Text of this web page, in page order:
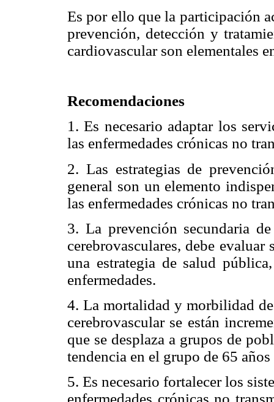
Es por ello que la participación
prevención, detección y
cardiovascular son elementales
Recomendaciones
1. Es necesario adaptar los
las enfermedades crónicas no
2. Las estrategias de
general son un elemento
las enfermedades crónicas no
3. La prevención secundaria
cerebrovasculares, debe
una estrategia de salud
enfermedades.
4. La mortalidad y morbilidad
cerebrovascular se están
que se desplaza a grupos de
tendencia en el grupo de 65 años
5. Es necesario fortalecer los
enfermedades crónicas no